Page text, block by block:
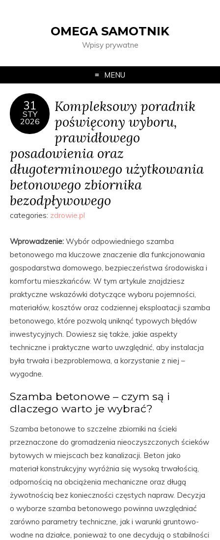
OMEGA SAMOTNIK
Wpisy prywatne
MENU
31
STY
2026
Kompleksowy poradnik
poświęcony wyboru,
prawidłowego
posadowienia oraz
długoterminowego użytkowania
betonowego zbiornika
bezodpływowego
categories: zdrowie.pl
Wprowadzenie: Wybór odpowiedniego szamba
betonowego ma kluczowe znaczenie dla funkcjonowania
gospodarstwa domowego, bezpieczeństwa środowiska i
komfortu mieszkańców. W tym artykule znajdziesz
praktyczne wskazówki dotyczące wyboru pojemności,
materiałów, kosztów oraz codziennej eksploatacji szamba
betonowego, które pozwolą uniknąć typowych błędów
inwestycyjnych. Dowiesz się także, jakie aspekty
techniczne i praktyczne warto uwzględnić, aby instalacja
była trwała i bezproblemowa, a korzystanie z niej –
wygodne.
Szamba betonowe – czym są i
dlaczego warto je wybrać?
Szamba betonowe to szczelne zbiorniki na ścieki
przeznaczone do gromadzenia nieoczyszczonych ścieków
bytowych w miejscach bez kanalizacji. Beton jako
materiał konstrukcyjny wyróżnia się wysoką trwałością,
odpornością na obciążenia mechaniczne oraz długą
żywotnością bez konieczności częstych napraw. Decyzja
o wyborze szamba betonowego powinna uwzględniać
zarówno parametry techniczne, jak i warunki gruntowo-
wodne na działce, ponieważ to one decydują o stabilności